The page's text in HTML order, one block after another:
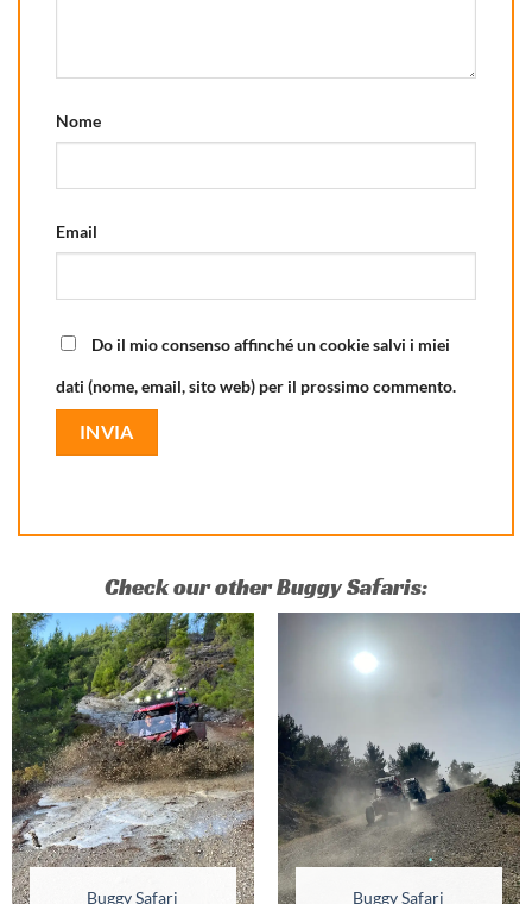
Nome
Email
Do il mio consenso affinché un cookie salvi i miei
dati (nome, email, sito web) per il prossimo commento.
Check our other Buggy Safaris:
Buggy Safari
Buggy Safari